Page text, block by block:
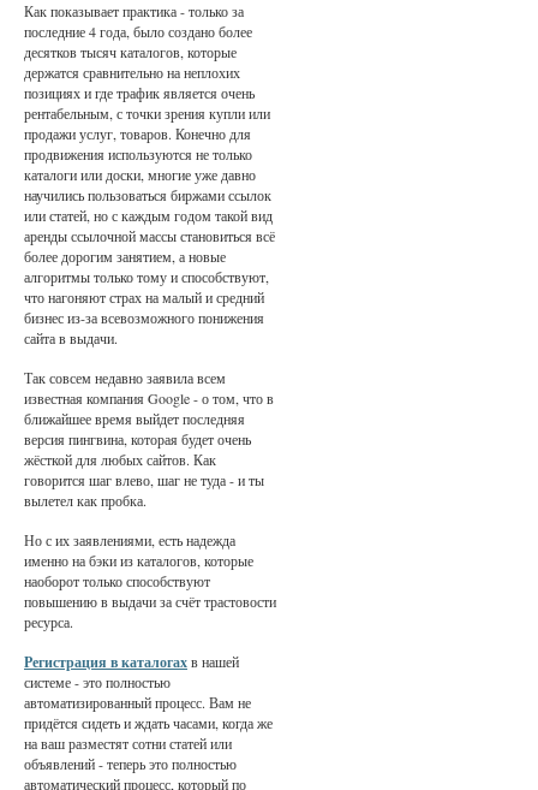
Как показывает практика - только за
последние 4 года, было создано более
десятков тысяч каталогов, которые
держатся сравнительно на неплохих
позициях и где трафик является очень
рентабельным, с точки зрения купли или
продажи услуг, товаров. Конечно для
продвижения используются не только
каталоги или доски, многие уже давно
научились пользоваться биржами ссылок
или статей, но с каждым годом такой вид
аренды ссылочной массы становиться всё
более дорогим занятием, а новые
алгоритмы только тому и способствуют,
что нагоняют страх на малый и средний
бизнес из-за всевозможного понижения
сайта в выдачи.
Так совсем недавно заявила всем
известная компания Google - о том, что в
ближайшее время выйдет последняя
версия пингвина, которая будет очень
жёсткой для любых сайтов. Как
говорится шаг влево, шаг не туда - и ты
вылетел как пробка.
Но с их заявлениями, есть надежда
именно на бэки из каталогов, которые
наоборот только способствуют
повышению в выдачи за счёт трастовости
ресурса.
Регистрация в каталогахв нашей
системе - это полностью
автоматизированный процесс. Вам не
придётся сидеть и ждать часами, когда же
на ваш разместят сотни статей или
объявлений - теперь это полностью
автоматический процесс, который по